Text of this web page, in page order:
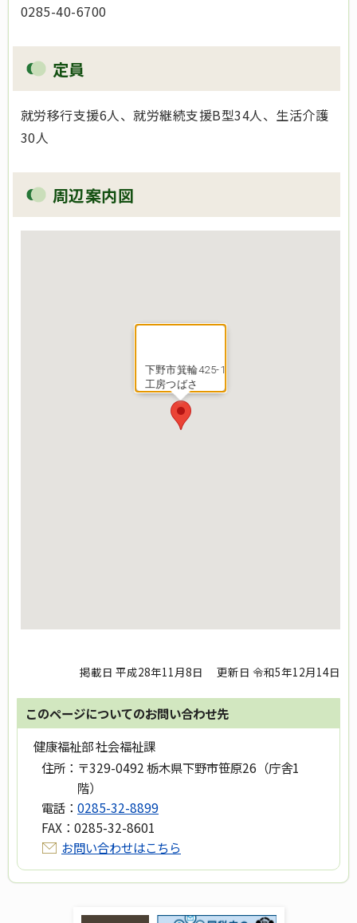
0285-40-6700
定員
就労移行支援6人、就労継続支援B型34人、生活介護
30人
周辺案内図
下野市箕輪425-1
工房つばさ
掲載日 平成28年11月8日 更新日 令和5年12月14日
このページについてのお問い合わせ先
健康福祉部 社会福祉課
住所： 〒329-0492 栃木県下野市笹原26（庁舎1
階）
電話： 0285-32-8899
FAX： 0285-32-8601
お問い合わせはこちら